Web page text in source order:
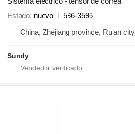
Estado nuevo
536-3596
China, Zhejiang province, Ruian city
Sundy